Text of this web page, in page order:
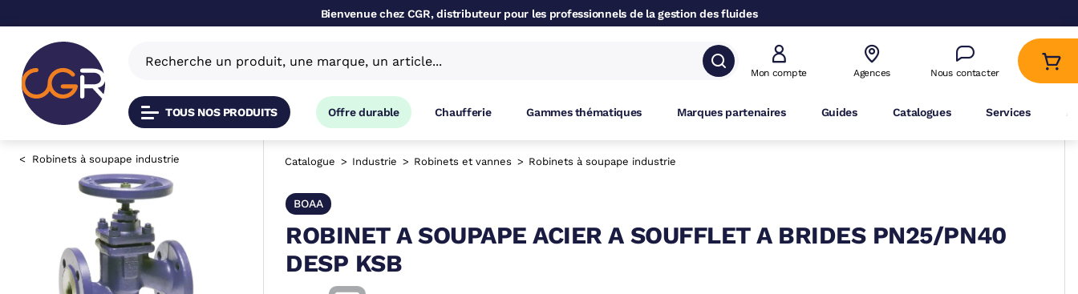
Bienvenue chez CGR, distributeur pour les professionnels de la gestion des fluides
Mon compte Agences Nous contacter
TOUS NOS PRODUITS Offre durable Chaufferie Gammes thématiques Marques partenaires Guides Catalogues Services
Robinets à soupape industrie Catalogue Industrie Robinets et vannes Robinets à soupape industrie
BOAA
ROBINET A SOUPAPE ACIER A SOUFFLET A BRIDES PN25/PN40
DESP KSB